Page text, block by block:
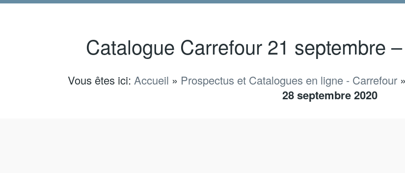
Catalogue Carrefour 21 septembre
Vous êtes ici: Accueil » Prospectus et Catalogues en ligne - Carrefour»
28 septembre 2020